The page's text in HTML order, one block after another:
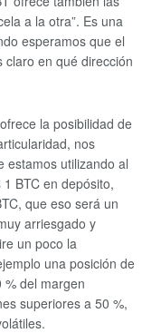
a la otra”. Es una
esperamos que el
en qué dirección
la posibilidad de
nos
estamos utilizando al
BTC en depósito,
que eso será un
arriesgado y
un poco la
una posición de
% del margen
superiores a 50 %,